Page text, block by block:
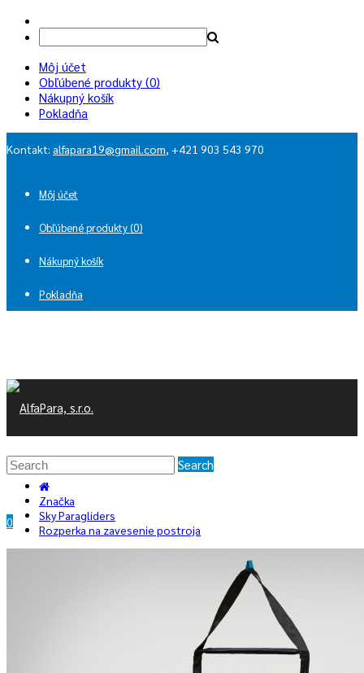
Môj účet
Obľúbené produkty (0)
Nákupný košík
Pokladňa
Kontakt: alfapara19@gmail.com, +421 903 543 970
Môj účet
Obľúbené produkty (0)
Nákupný košík
Pokladňa
Search
0
Váš nákupný košík je prázdny!
Značka
Sky Paragliders
Rozperka na zavesenie postroja